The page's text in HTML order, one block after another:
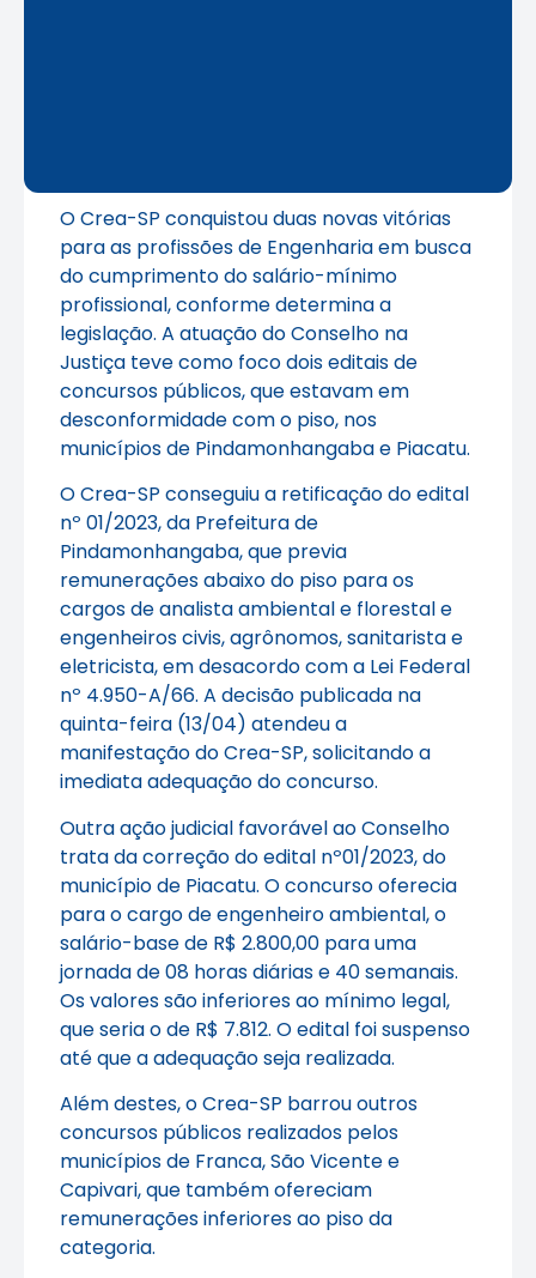
O Crea-SP conquistou duas novas vitórias
para as profissões de Engenharia em busca
do cumprimento do salário-mínimo
profissional, conforme determina a
legislação. A atuação do Conselho na
Justiça teve como foco dois editais de
concursos públicos, que estavam em
desconformidade com o piso, nos
municípios de Pindamonhangaba e Piacatu.
O Crea-SP conseguiu a retificação do edital
nº 01/2023, da Prefeitura de
Pindamonhangaba, que previa
remunerações abaixo do piso para os
cargos de analista ambiental e florestal e
engenheiros civis, agrônomos, sanitarista e
eletricista, em desacordo com a Lei Federal
nº 4.950-A/66. A decisão publicada na
quinta-feira (13/04) atendeu a
manifestação do Crea-SP, solicitando a
imediata adequação do concurso.
Outra ação judicial favorável ao Conselho
trata da correção do edital nº01/2023, do
município de Piacatu. O concurso oferecia
para o cargo de engenheiro ambiental, o
salário-base de R$ 2.800,00 para uma
jornada de 08 horas diárias e 40 semanais.
Os valores são inferiores ao mínimo legal,
que seria o de R$ 7.812. O edital foi suspenso
até que a adequação seja realizada.
Além destes, o Crea-SP barrou outros
concursos públicos realizados pelos
municípios de Franca, São Vicente e
Capivari, que também ofereciam
remunerações inferiores ao piso da
categoria.